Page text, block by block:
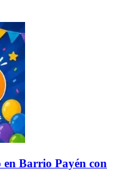
en Barrio Payén con